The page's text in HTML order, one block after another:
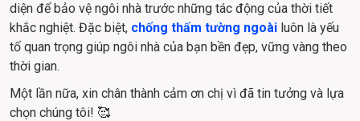
diện để bảo vệ ngôi nhà trước những tác động của thời tiết
khắc nghiệt. Đặc biệt, chống thấm tường ngoài luôn là yếu
tố quan trọng giúp ngôi nhà của bạn bền đẹp, vững vàng theo
thời gian.
Một lần nữa, xin chân thành cảm ơn chị vì đã tin tưởng và lựa
chọn chúng tôi! 🥰